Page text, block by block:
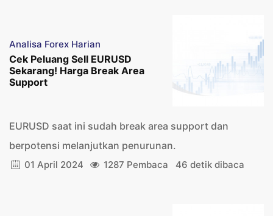
Analisa Forex Harian
Cek Peluang Sell EURUSD
Sekarang! Harga Break Area
Support
EURUSD saat ini sudah break area support dan
berpotensi melanjutkan penurunan.
01 April 2024 1287 Pembaca 46 detik dibaca